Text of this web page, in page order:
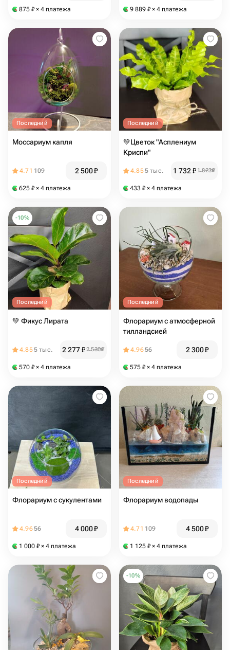
875 ₽ × 4 платежа 9 889 ₽ × 4 платежа
Последний
Моссариум капля
4.71 109 2 500₽
625 ₽ × 4 платежа
Последний
💚Цветок "Асплениум
Криспи"
4.855 тыс. 1 732₽1 823₽
433 ₽ × 4 платежа
-10%
Последний
💚 Фикус Лирата
4.855 тыс. 2 277₽2 530₽
570 ₽ × 4 платежа
Последний
Флорариум с атмосферной
тилландсией
4.9656 2 300₽
575 ₽ × 4 платежа
Последний
Флорариум с сукулентами
4.9656 4 000₽
1 000 ₽ × 4 платежа
Последний
Флорариум водопады
4.71 109 4 500₽
1 125 ₽ × 4 платежа
-10%